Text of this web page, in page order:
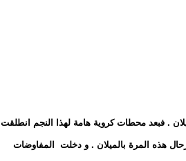
. فبعد محطات كروية هامة لهذا النجم انطلقت
هذه المرة بالميلان . و دخلت المفاوضات